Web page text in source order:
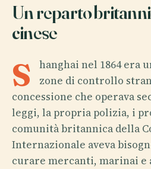
Un reparto
cinese
S
hanghai nel 1864 era
zone di controllo
concessione che operava
leggi, la propria polizia, i
comunità britannica della
Internazionale aveva
curare mercanti, marinai